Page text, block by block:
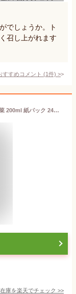
でしょうか。ト
召し上がれます
すすめコメント (1件) >
機能性表示食品 伊藤園 栄養強化型 1日分の野菜 200ml 紙パック 24本×2ケース（48本）【送料無料（一部地域除く）】 野菜 ジュース にんじん 1 日 分 の 野菜 ITOEN vegetable mix
庫を楽天でチェック >>